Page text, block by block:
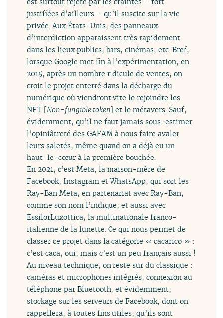
justifiées d’ailleurs – qu’il suscite sur la vie
privée. Aux États-Unis, des panneaux
d’interdiction apparaissent très rapidement
dans les lieux publics, bars, cinémas, etc. Bref,
lorsque Google met fin à l’expérimentation, en
2015, après un nombre ridicule de ventes, on
croit le projet enterré dans la décharge du
numérique où viendront vite le rejoindre les
NFT [Non-fungible token] et le métavers. Sauf,
évidemment, qu’il ne faut jamais sous-estimer
l’opiniâtreté des GAFAM à nous faire avaler
leurs saletés, même quand on a déjà eu un
haut-le-cœur à la première bouchée.
En 2021, c’est Meta, la maison-mère de
Facebook, Instagram et WhatsApp, qui sort les
Ray-Ban Meta, en partenariat avec Ray-Ban,
comme son nom l’indique, et aussi avec
EssilorLuxottica, la multinationale franco-
italienne de la lunette. Ce qui nous permet de
classer ce projet dans la catégorie « cacarico » :
c’est caca, oui, mais c’est un peu français aussi !
Au niveau technique, on reste sur du classique :
caméras et microphones intégrés, connexion au
téléphone par Bluetooth, et évidemment,
stockage sur les serveurs de Facebook, dont on
rappellera, à toutes fins utiles, qu’ils sont